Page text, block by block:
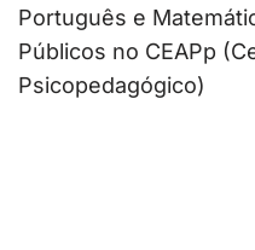
Português e
Públicos no CEAPp
Psicopedagógico)